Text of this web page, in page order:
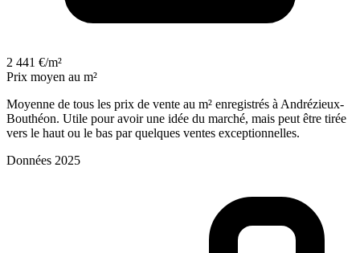
2 441 €/m²
Prix moyen au m²
Moyenne de tous les prix de vente au m² enregistrés à Andrézieux-
Bouthéon. Utile pour avoir une idée du marché, mais peut être tirée
vers le haut ou le bas par quelques ventes exceptionnelles.
Données 2025